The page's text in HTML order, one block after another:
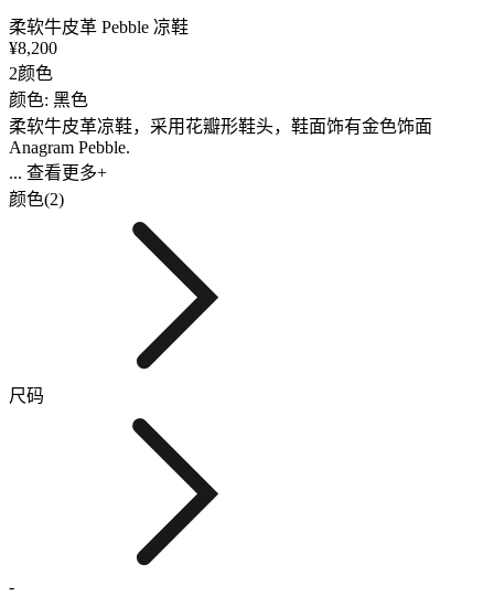
柔软牛皮革 Pebble 凉鞋
¥8,200
2颜色
颜色: 黑色
柔软牛皮革凉鞋，采用花瓣形鞋头，鞋面饰有金色饰面
Anagram Pebble.
... 查看更多+
颜色(2)
尺码
-